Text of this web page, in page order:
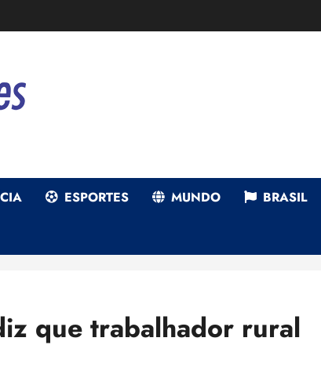
ESPORTES MUNDO BRASIL
que trabalhador rural